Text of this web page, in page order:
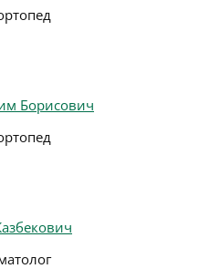
Борисович